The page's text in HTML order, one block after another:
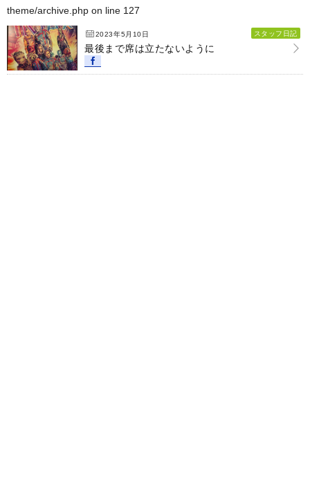
theme/archive.php on line 127
2023年5月10日 スタッフ日記
最後まで席は立たないように